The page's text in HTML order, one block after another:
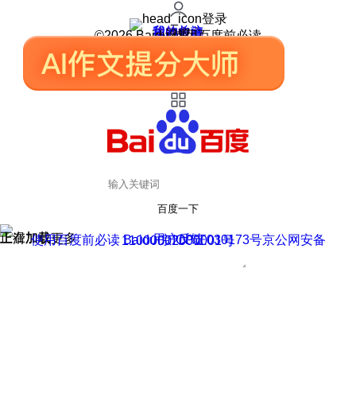
登录
我的关注
我的收藏
皮肤中心
用户反馈
设置
©2026 Baidu 使用百度前必读
百度一下
正在加载
上滑加载更多 用户反馈
使用百度前必读 Baidu 京ICP证030173号
京公网安备11000002000001号